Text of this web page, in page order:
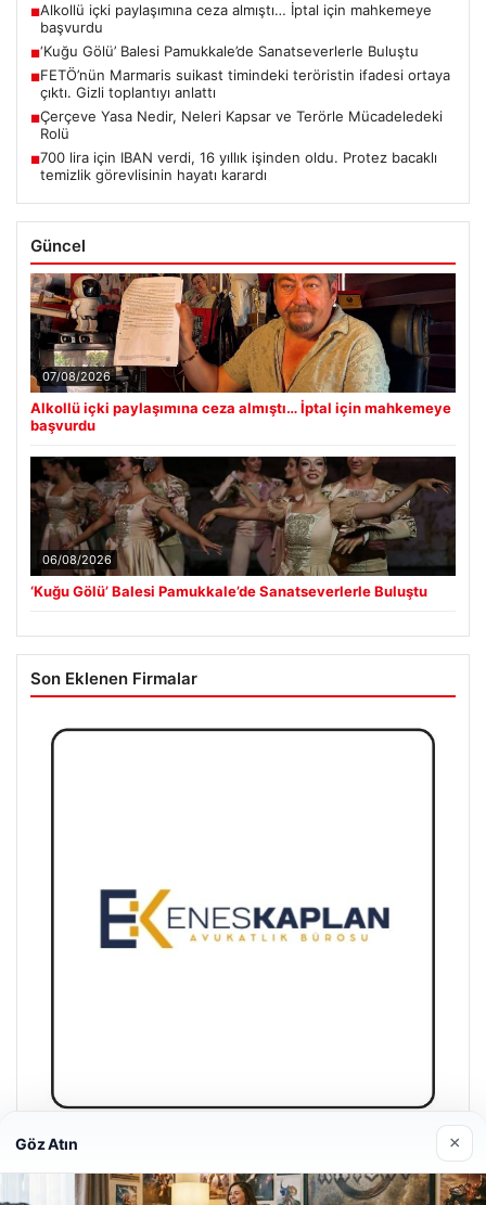
■Alkollü içki paylaşımına ceza almıştı… İptal için mahkemeye
başvurdu
■‘Kuğu Gölü’ Balesi Pamukkale’de Sanatseverlerle Buluştu
■FETÖ’nün Marmaris suikast timindeki teröristin ifadesi ortaya
çıktı. Gizli toplantıyı anlattı
■Çerçeve Yasa Nedir, Neleri Kapsar ve Terörle Mücadeledeki
Rolü
■700 lira için IBAN verdi, 16 yıllık işinden oldu. Protez bacaklı
temizlik görevlisinin hayatı karardı
Güncel
07/08/2026
Alkollü içki paylaşımına ceza almıştı… İptal için mahkemeye
başvurdu
06/08/2026
‘Kuğu Gölü’ Balesi Pamukkale’de Sanatseverlerle Buluştu
Son Eklenen Firmalar
Enes Kaplan Avukatlık Bürosu
28/04/2026
Göz Atın ×